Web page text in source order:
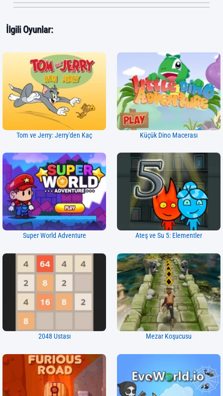
İlgili Oyunlar:
Tom ve Jerry: Jerry'den Kaç Küçük Dino Macerası
Super World Adventure Ateş ve Su 5: Elementler
2048 Ustası Mezar Koşucusu